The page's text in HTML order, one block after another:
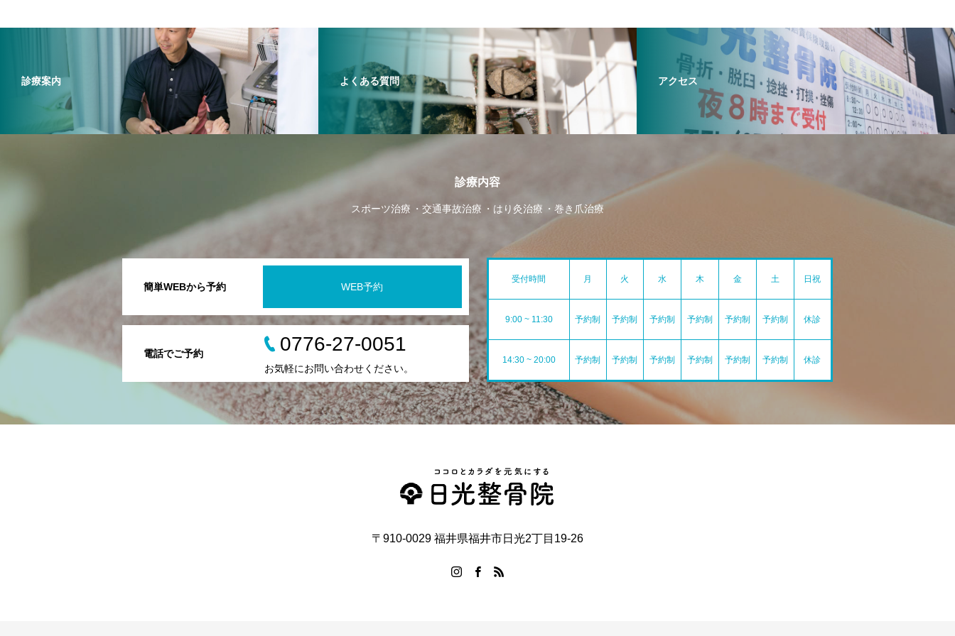
診療案内 よくある質問 アクセス
診療内容
スポーツ治療 交通事故治療 はり灸治療 巻き爪治療
簡単WEBから予約 WEB予約
電話でご予約 0776-27-0051
お気軽にお問い合わせください。
受付時間 月 火 水 木 金 土 日祝
9:00 ~ 11:30 予約制 予約制 予約制 予約制 予約制 予約制 休診
14:30 ~ 20:00 予約制 予約制 予約制 予約制 予約制 予約制 休診
〒910-0029 福井県福井市日光2丁目19-26